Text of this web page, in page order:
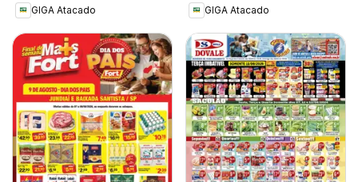
GIGA Atacado
GIGA Atacado